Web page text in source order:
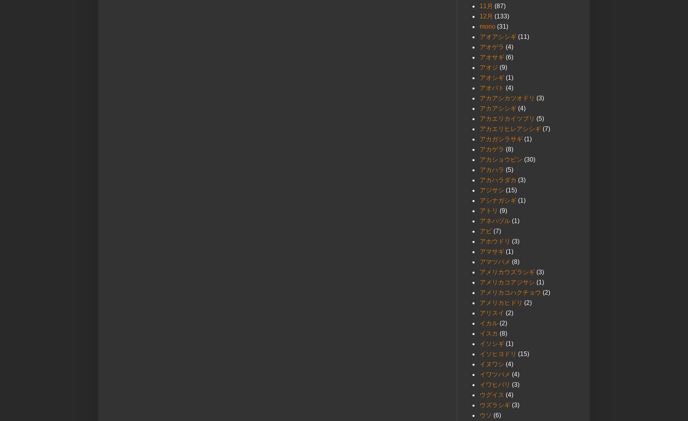
11月 (87)
12月 (133)
mono (31)
アオアシシギ (11)
アオゲラ (4)
アオサギ (6)
アオジ (9)
アオシギ (1)
アオバト (4)
アカアシカツオドリ (3)
アカアシシギ (4)
アカエリカイツブリ (5)
アカエリヒレアシシギ (7)
アカガシラサギ (1)
アカゲラ (8)
アカショウビン (30)
アカハラ (5)
アカハラダカ (3)
アジサシ (15)
アシナガシギ (1)
アトリ (9)
アネハヅル (1)
アビ (7)
アホウドリ (3)
アマサギ (1)
アマツバメ (8)
アメリカウズラシギ (3)
アメリカコアジサシ (1)
アメリカコハクチョウ (2)
アメリカヒドリ (2)
アリスイ (2)
イカル (2)
イスカ (8)
イソシギ (1)
イソヒヨドリ (15)
イヌワシ (4)
イワツバメ (4)
イワヒバリ (3)
ウグイス (4)
ウズラシギ (3)
ウソ (6)